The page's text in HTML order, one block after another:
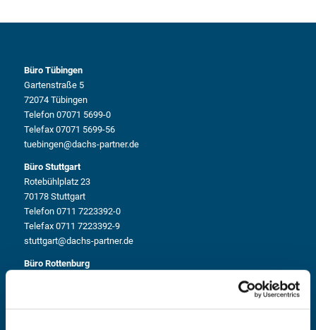
Büro Tübingen
Gartenstraße 5
72074 Tübingen
Telefon 07071 5699-0
Telefax 07071 5699-56
tuebingen@dachs-partner.de
Büro Stuttgart
Rotebühlplatz 23
70178 Stuttgart
Telefon 0711 7223392-0
Telefax 0711 7223392-9
stuttgart@dachs-partner.de
Büro Rottenburg
Telefon 07472 98458-01